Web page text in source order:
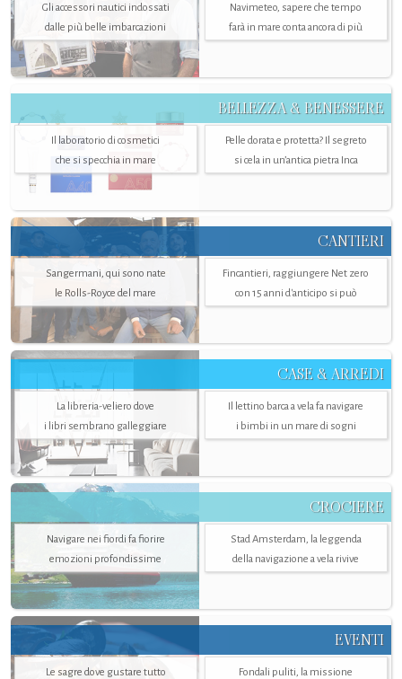
Gli accessori nautici indossati
dalle più belle imbarcazioni
Navimeteo, sapere che tempo
farà in mare conta ancora di più
BELLEZZA & BENESSERE
Il laboratorio di cosmetici
che si specchia in mare
Pelle dorata e protetta? Il segreto
si cela in un’antica pietra Inca
CANTIERI
Sangermani, qui sono nate
le Rolls-Royce del mare
Fincantieri, raggiungere Net zero
con 15 anni d'anticipo si può
CASE & ARREDI
La libreria-veliero dove
i libri sembrano galleggiare
Il lettino barca a vela fa navigare
i bimbi in un mare di sogni
CROCIERE
Navigare nei fiordi fa fiorire
emozioni profondissime
Stad Amsterdam, la leggenda
della navigazione a vela rivive
EVENTI
Le sagre dove gustare tutto
Fondali puliti, la missione